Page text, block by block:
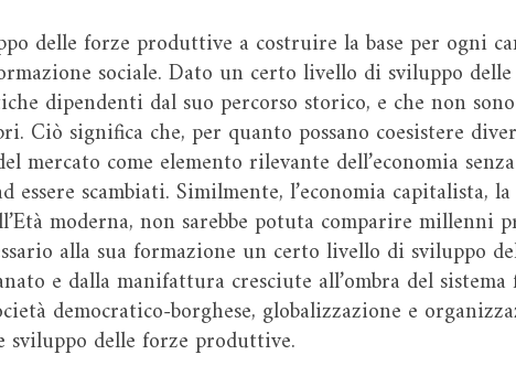
delle forze produttive a costruire la base per ogni
sociale. Dato un certo livello di sviluppo
dipendenti dal suo percorso storico, e che non
Ciò significa che, per quanto possano coesistere
mercato come elemento rilevante dell’economia
essere scambiati. Similmente, l’economia
moderna, non sarebbe potuta comparire millenni
alla sua formazione un certo livello di sviluppo
e dalla manifattura cresciute all’ombra del
democratico-borghese, globalizzazione e
sviluppo delle forze produttive.